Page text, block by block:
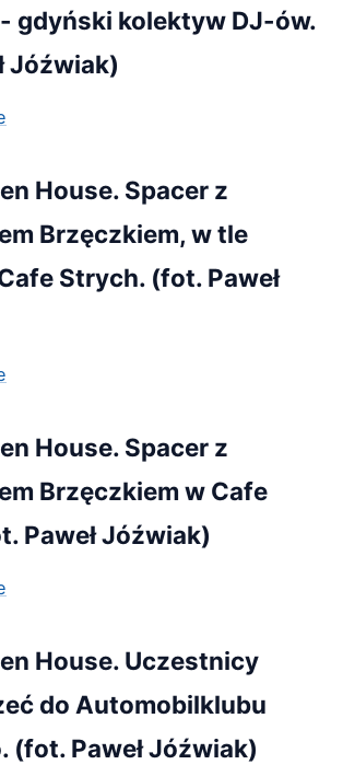
gdyński kolektyw DJ-ów.
Jóźwiak)
House. Spacer z
Brzęczkiem, w tle
Strych. (fot. Paweł
House. Spacer z
Brzęczkiem w Cafe
Paweł Jóźwiak)
House. Uczestnicy
do Automobilklubu
(fot. Paweł Jóźwiak)